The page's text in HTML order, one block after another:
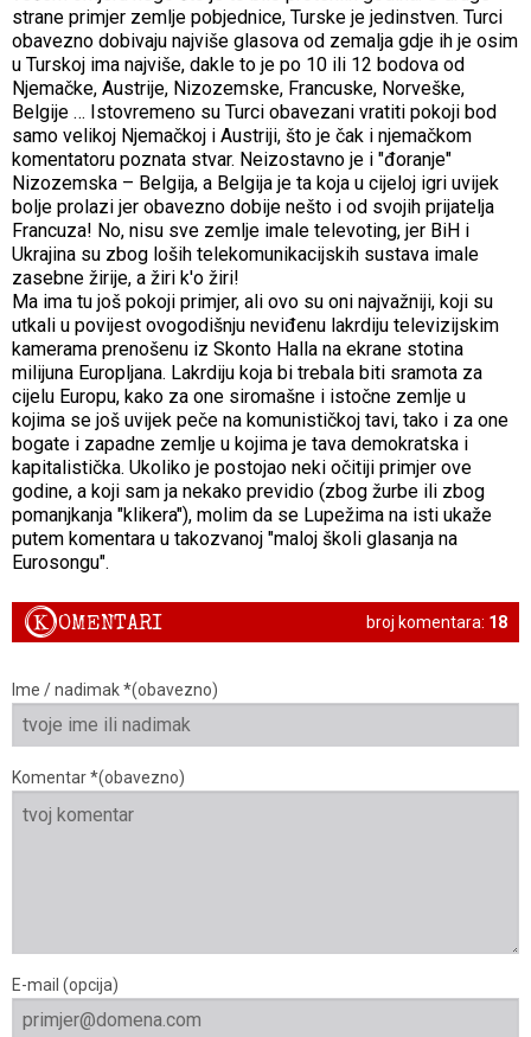
strane primjer zemlje pobjednice, Turske je jedinstven. Turci
obavezno dobivaju najviše glasova od zemalja gdje ih je osim
u Turskoj ima najviše, dakle to je po 10 ili 12 bodova od
Njemačke, Austrije, Nizozemske, Francuske, Norveške,
Belgije … Istovremeno su Turci obavezani vratiti pokoji bod
samo velikoj Njemačkoj i Austriji, što je čak i njemačkom
komentatoru poznata stvar. Neizostavno je i "đoranje"
Nizozemska – Belgija, a Belgija je ta koja u cijeloj igri uvijek
bolje prolazi jer obavezno dobije nešto i od svojih prijatelja
Francuza! No, nisu sve zemlje imale televoting, jer BiH i
Ukrajina su zbog loših telekomunikacijskih sustava imale
zasebne žirije, a žiri k'o žiri!
Ma ima tu još pokoji primjer, ali ovo su oni najvažniji, koji su
utkali u povijest ovogodišnju neviđenu lakrdiju televizijskim
kamerama prenošenu iz Skonto Halla na ekrane stotina
milijuna Europljana. Lakrdiju koja bi trebala biti sramota za
cijelu Europu, kako za one siromašne i istočne zemlje u
kojima se još uvijek peče na komunističkoj tavi, tako i za one
bogate i zapadne zemlje u kojima je tava demokratska i
kapitalistička. Ukoliko je postojao neki očitiji primjer ove
godine, a koji sam ja nekako previdio (zbog žurbe ili zbog
pomanjkanja "klikera"), molim da se Lupežima na isti ukaže
putem komentara u takozvanoj "maloj školi glasanja na
Eurosongu".
broj komentara: 18
KOMENTARI
Ime / nadimak *(obavezno)
Komentar *(obavezno)
E-mail (opcija)